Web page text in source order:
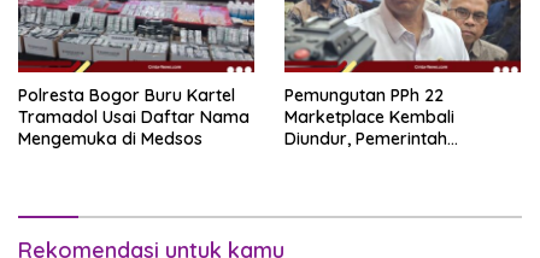
Polresta Bogor Buru Kartel
Tramadol Usai Daftar Nama
Mengemuka di Medsos
Pemungutan PPh 22
Marketplace Kembali
Diundur, Pemerintah
Rekomendasi untuk kamu